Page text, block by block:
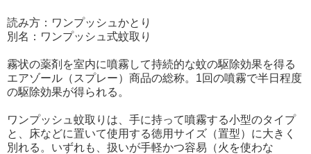
読み方：ワンプッシュかとり
別名：ワンプッシュ式蚊取り
霧状の薬剤を室内に噴霧して持続的な蚊の駆除効果を得る
エアゾール（スプレー）商品の総称。1回の噴霧で半日程度
の駆除効果が得られる。
ワンプッシュ蚊取りは、手に持って噴霧する小型のタイプ
と、床などに置いて使用する徳用サイズ（置型）に大きく
別れる。いずれも、扱いが手軽かつ容易（火を使わな